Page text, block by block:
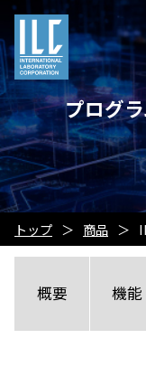
プログ
トップ 商品
概要 機能